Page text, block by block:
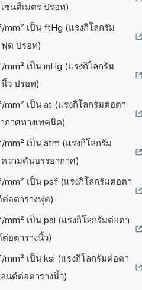
ซนติเมตร ปรอท)
mm² เป็น ftHg (แรงกิโลกรัม
ฟุต ปรอท)
เป็น inHg (แรงกิโลกรัม
ว ปรอท)
mm² เป็น at (แรงกิโลกรัมต่อตา
กาศทางเทคนิค)
mm² เป็น atm (แรงกิโลกรัม
วามดันบรรยากาศ)
mm² เป็น psf (แรงกิโลกรัมต่อตา
ต่อตารางฟุต)
mm² เป็น psi (แรงกิโลกรัมต่อตา
อตารางนิ้ว)
mm² เป็น ksi (แรงกิโลกรัมต่อตา
นด์ต่อตารางนิ้ว)